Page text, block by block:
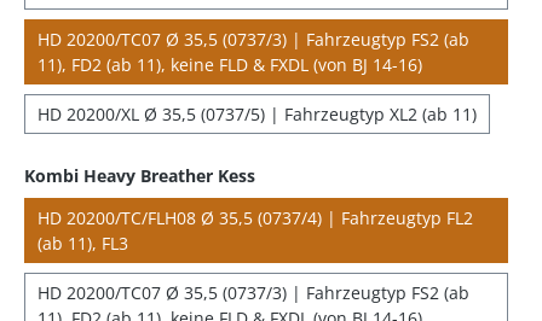
HD 20200/TC07 Ø 35,5 (0737/3) | Fahrzeugtyp FS2 (ab
11), FD2 (ab 11), keine FLD & FXDL (von BJ 14-16)
HD 20200/XL Ø 35,5 (0737/5) | Fahrzeugtyp XL2 (ab 11)
Kombi Heavy Breather Kess
HD 20200/TC/FLH08 Ø 35,5 (0737/4) | Fahrzeugtyp FL2
(ab 11), FL3
HD 20200/TC07 Ø 35,5 (0737/3) | Fahrzeugtyp FS2 (ab